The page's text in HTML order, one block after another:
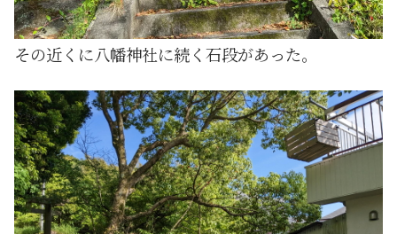
その近くに八幡神社に続く石段があった。